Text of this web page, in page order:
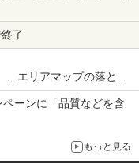
了
エリアマップの落とし
ーンに「品質などを含
もっと見る